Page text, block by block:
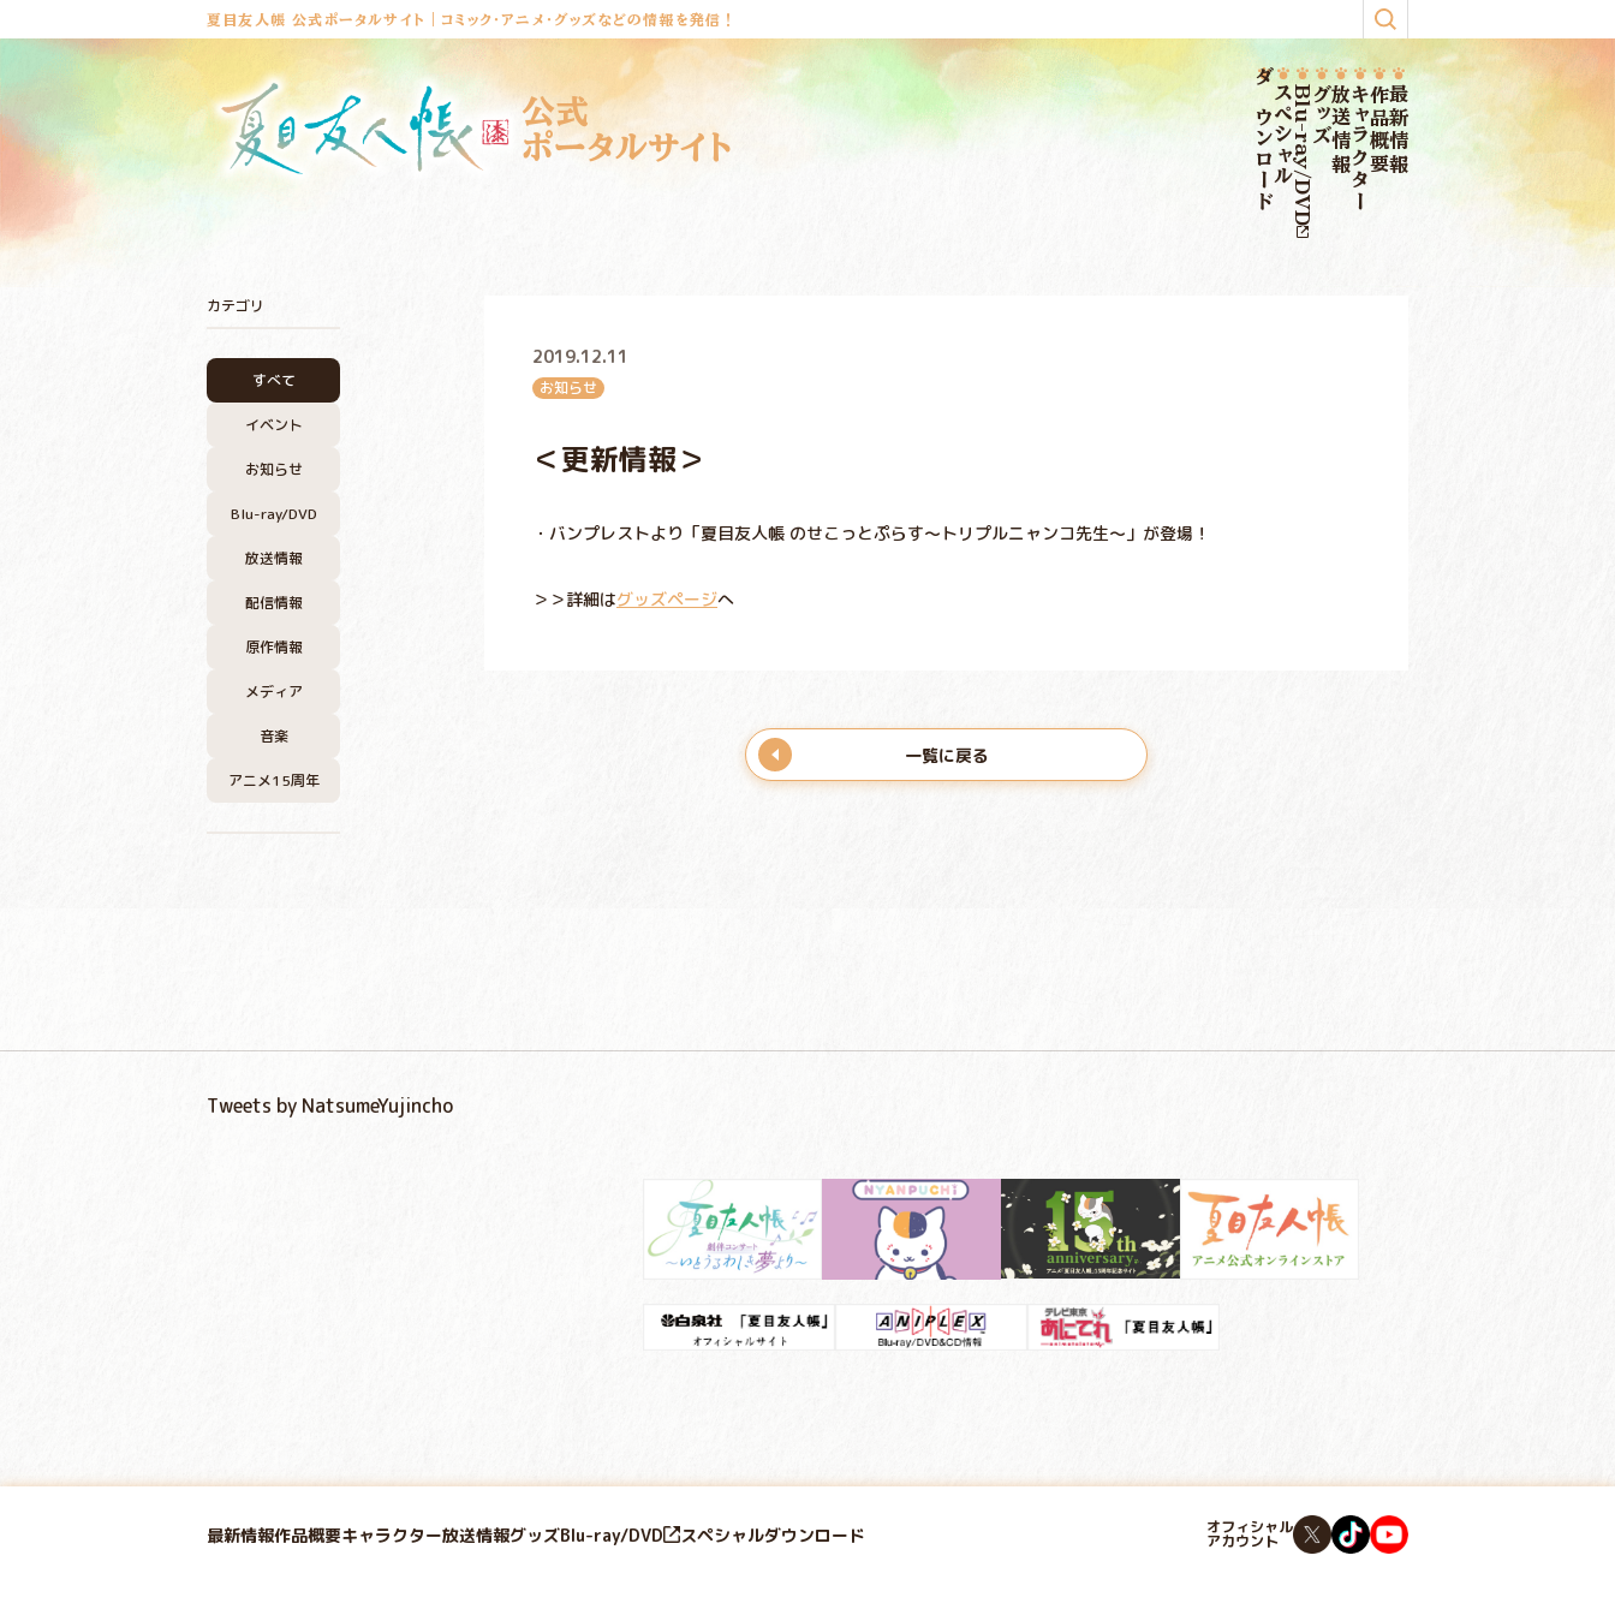
夏目友人帳 公式ポータルサイト｜コミック・アニメ・グッズなどの情報を発信！
公式
ポータルサイト
ダウンロードスペシャルBlu-ray/DVDグッズ放送情報キャラクター作品概要最新情報
カテゴリ
すべて
イベント
お知らせ
Blu-ray/DVD
放送情報
配信情報
原作情報
メディア
音楽
アニメ15周年
2019.12.11
お知らせ
＜更新情報＞
・バンプレストより「夏目友人帳 のせこっとぷらす～トリプルニャンコ先生～」が登場！
＞＞詳細はグッズページへ
一覧に戻る
Tweets by NatsumeYujincho
最新情報作品概要キャラクター放送情報グッズBlu-ray/DVD スペシャルダウンロード オフィシャル
アカウント